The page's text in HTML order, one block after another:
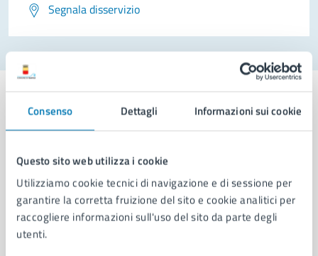
Consenso Dettagli Informazioni sui cookie
Questo sito web utilizza i cookie
Utilizziamo cookie tecnici di navigazione e di sessione per
garantire la corretta fruizione del sito e cookie analitici per
raccogliere informazioni sull'uso del sito da parte degli
utenti.
Segnala disservizio
AMMINISTRAZIONE
Aree amministrative
Organi di governo